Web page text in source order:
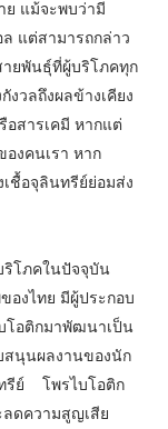
ย แม้จะพบว่ามี
แต่สามารถกล่าว
ยพันธุ์ที่ผู้บริโภคทุก
วลถึงผลข้างเคียง
สารเคมี หากแต่
งคนเรา หาก
ชื้อจุลินทรีย์ย่อมส่ง
ริโภคในปัจจุบัน
งไทย มีผู้ประกอบ
โอติกมาพัฒนาเป็น
นุนผลงานของนัก
รีย์ โพรไบโอติก
ดความสูญเสีย